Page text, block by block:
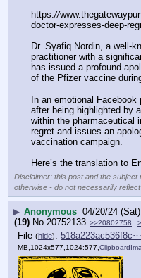
https://
doctor-expresses-deep-
Dr. Syafiq Nordin, a well-
practitioner with a
has issued a profound
of the Pfizer vaccine
In an emotional
after being highlighted by
within the pharmaceutical
regret and issues an
vaccination campaign.
Here’s the translation to
Disclaimer: this post and the
otherwise - do not necessarily
▶ Anonymous 04/20/24
(19) No.20752133 >>20802758
File (hide):
MB,1024x577,1024:577,